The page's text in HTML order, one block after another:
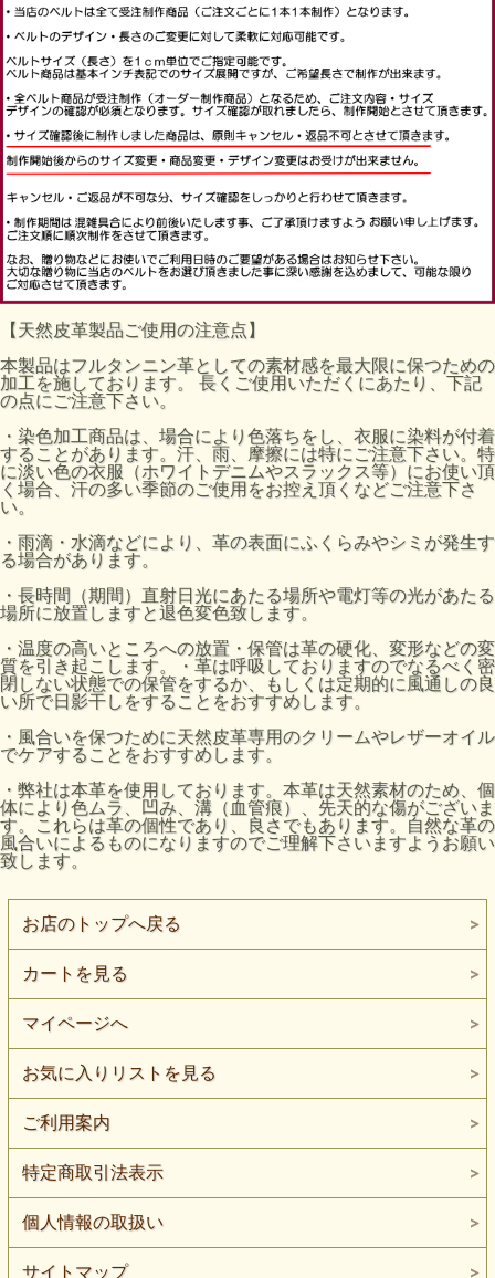
【天然皮革製品ご使用の注意点】
本製品はフルタンニン革としての素材感を最大限に保つための
加工を施しております。 長くご使用いただくにあたり、下記
の点にご注意下さい。
・染色加工商品は、場合により色落ちをし、衣服に染料が付着
することがあります。汗、雨、摩擦には特にご注意下さい。特
に淡い色の衣服（ホワイトデニムやスラックス等）にお使い頂
く場合、汗の多い季節のご使用をお控え頂くなどご注意下さ
い。
・雨滴・水滴などにより、革の表面にふくらみやシミが発生す
る場合があります。
・長時間（期間）直射日光にあたる場所や電灯等の光があたる
場所に放置しますと退色変色致します。
・温度の高いところへの放置・保管は革の硬化、変形などの変
質を引き起こします。・革は呼吸しておりますのでなるべく密
閉しない状態での保管をするか、もしくは定期的に風通しの良
い所で日影干しをすることをおすすめします。
・風合いを保つために天然皮革専用のクリームやレザーオイル
でケアすることをおすすめします。
・弊社は本革を使用しております。本革は天然素材のため、個
体により色ムラ、凹み、溝（血管痕）、先天的な傷がございま
す。これらは革の個性であり、良さでもあります。自然な革の
風合いによるものになりますのでご理解下さいますようお願い
致します。
お店のトップへ戻る
カートを見る
マイページへ
お気に入りリストを見る
ご利用案内
特定商取引法表示
個人情報の取扱い
サイトマップ